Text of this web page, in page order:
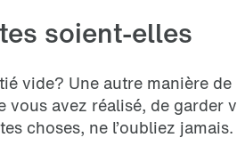
soient-elles
vide? Une autre manière
avez réalisé, de
choses, ne l’oubliez jamais.